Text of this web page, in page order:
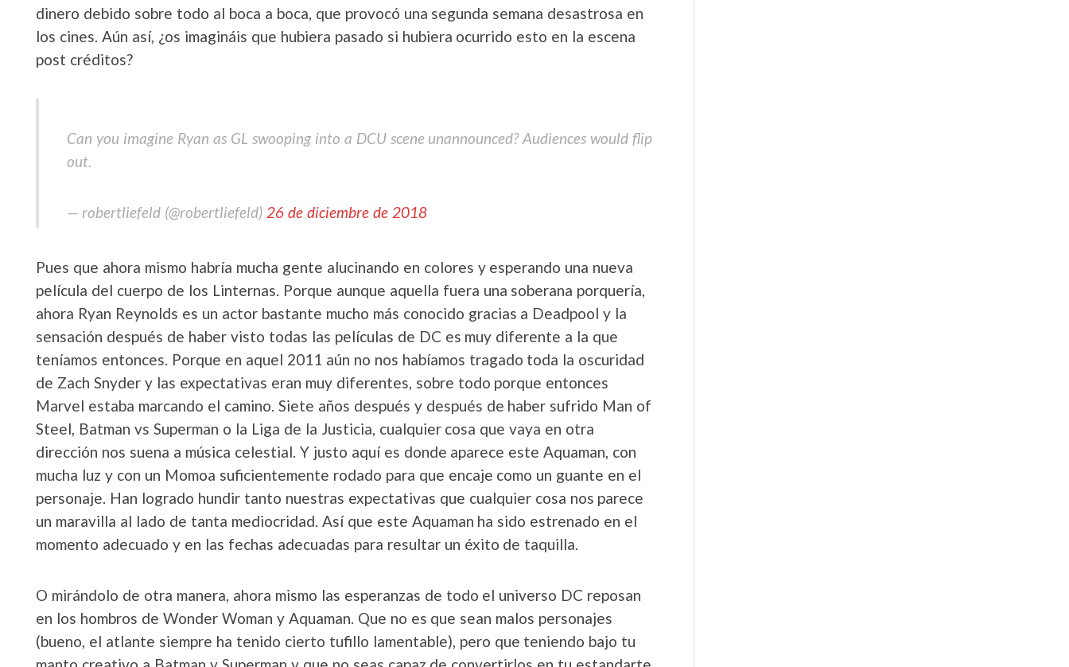
dinero debido sobre todo al boca a boca, que provocó una segunda semana desastrosa en
los cines. Aún así, ¿os imagináis que hubiera pasado si hubiera ocurrido esto en la escena
post créditos?
Can you imagine Ryan as GL swooping into a DCU scene unannounced? Audiences would flip
out.
— robertliefeld (@robertliefeld) 26 de diciembre de 2018
Pues que ahora mismo habría mucha gente alucinando en colores y esperando una nueva
película del cuerpo de los Linternas. Porque aunque aquella fuera una soberana porquería,
ahora Ryan Reynolds es un actor bastante mucho más conocido gracias a Deadpool y la
sensación después de haber visto todas las películas de DC es muy diferente a la que
teníamos entonces. Porque en aquel 2011 aún no nos habíamos tragado toda la oscuridad
de Zach Snyder y las expectativas eran muy diferentes, sobre todo porque entonces
Marvel estaba marcando el camino. Siete años después y después de haber sufrido Man of
Steel, Batman vs Superman o la Liga de la Justicia, cualquier cosa que vaya en otra
dirección nos suena a música celestial. Y justo aquí es donde aparece este Aquaman, con
mucha luz y con un Momoa suficientemente rodado para que encaje como un guante en el
personaje. Han logrado hundir tanto nuestras expectativas que cualquier cosa nos parece
un maravilla al lado de tanta mediocridad. Así que este Aquaman ha sido estrenado en el
momento adecuado y en las fechas adecuadas para resultar un éxito de taquilla.
O mirándolo de otra manera, ahora mismo las esperanzas de todo el universo DC reposan
en los hombros de Wonder Woman y Aquaman. Que no es que sean malos personajes
(bueno, el atlante siempre ha tenido cierto tufillo lamentable), pero que teniendo bajo tu